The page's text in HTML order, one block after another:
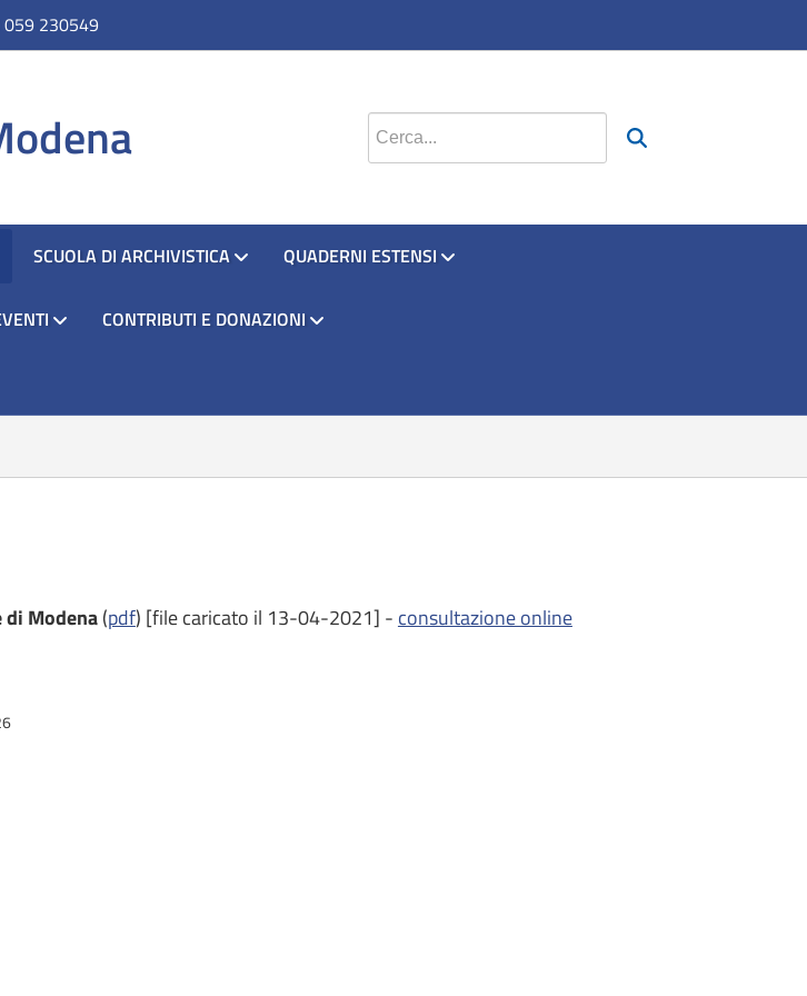
059 230549
SCUOLA DI ARCHIVISTICA QUADERNI ESTENSI
CONTRIBUTI E DONAZIONI
Modena(pdf) [file caricato il 13-04-2021] - consultazione online